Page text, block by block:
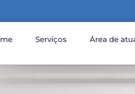
Serviços Área de